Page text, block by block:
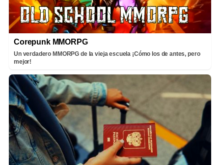
Corepunk MMORPG
Un verdadero MMORPG de la vieja escuela ¡Cómo los de antes, pero
mejor!